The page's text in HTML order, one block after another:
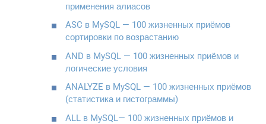
применения алиасов
ASC в MySQL — 100 жизненных приёмов
сортировки по возрастанию
AND в MySQL — 100 жизненных приёмов и
логические условия
ANALYZE в MySQL — 100 жизненных приёмов
(статистика и гистограммы)
ALL в MySQL— 100 жизненных приёмов и